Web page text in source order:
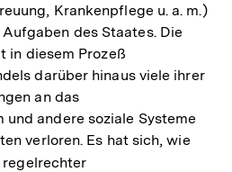
Krankenpflege u. a. m.)
des Staates. Die
in diesem Prozeß
darüber hinaus viele ihrer
an das
andere soziale Systeme
verloren. Es hat sich, wie
regelrechter